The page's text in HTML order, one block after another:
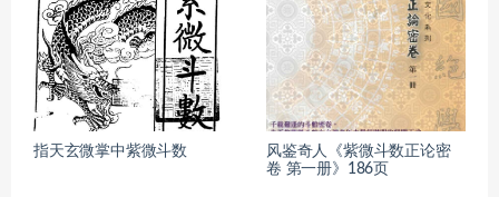
指天玄微掌中紫微斗数
风鉴奇人《紫微斗数正论密
卷 第一册》186页